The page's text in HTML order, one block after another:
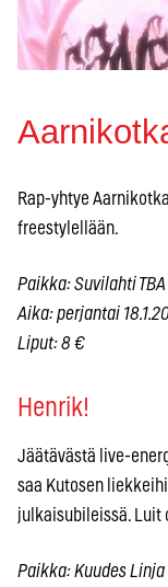
Rap-yhtye
freestylellään.
Paikka: Suvilahti TBA
Aika: perjantai
Liput: 8 €
Henrik!
Jäätävästä live-
saa Kutosen
julkaisubileissä. Luit
Paikka: Kuudes Linja